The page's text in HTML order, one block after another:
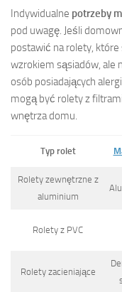
Indywidualne potrzeby
pod uwagę. Jeśli
postawić na rolety, które
wzrokiem sąsiadów, ale
osób posiadających
mogą być rolety z
wnętrza domu.
Typ rolet
Rolety zewnętrzne z
aluminium
Rolety z PVC
Rolety zacieniające